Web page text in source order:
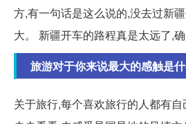
方,有一句话是这么说的,没去过新
大。 新疆开车的路程真是太远了,确
旅游对于你来说最大的感触是
关于旅行,每个喜欢旅行的人都有